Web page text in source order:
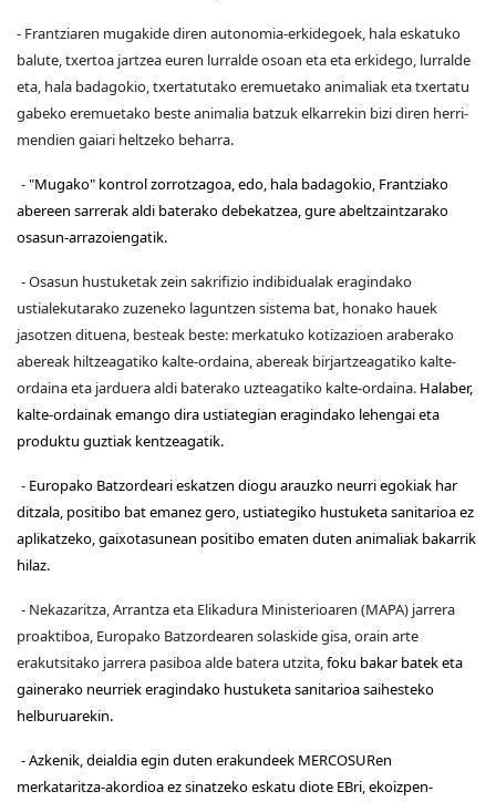
- Frantziaren mugakide diren autonomia-erkidegoek, hala eskatuko
balute, txertoa jartzea euren lurralde osoan eta eta erkidego, lurralde
eta, hala badagokio, txertatutako eremuetako animaliak eta txertatu
gabeko eremuetako beste animalia batzuk elkarrekin bizi diren herri-
mendien gaiari heltzeko beharra.
-"Mugako" kontrol zorrotzagoa, edo, hala badagokio, Frantziako
abereen sarrerak aldi baterako debekatzea, gure abeltzaintzarako
osasun-arrazoiengatik.
- Osasun hustuketak zein sakrifizio indibidualak eragindako
ustialekutarako zuzeneko laguntzen sistema bat, honako hauek
jasotzen dituena, besteak beste: merkatuko kotizazioen araberako
abereak hiltzeagatiko kalte-ordaina, abereak birjartzeagatiko kalte-
ordaina eta jarduera aldi baterako uzteagatiko kalte-ordaina. Halaber,
kalte-ordainak emango dira ustiategian eragindako lehengai eta
produktu guztiak kentzeagatik.
- Europako Batzordeari eskatzen diogu arauzko neurri egokiak har
ditzala, positibo bat emanez gero, ustiategiko hustuketa sanitarioa ez
aplikatzeko, gaixotasunean positibo ematen duten animaliak bakarrik
hilaz.
- Nekazaritza, Arrantza eta Elikadura Ministerioaren (MAPA) jarrera
proaktiboa, Europako Batzordearen solaskide gisa, orain arte
erakutsitako jarrera pasiboa alde batera utzita,foku bakar batek eta
gainerako neurriek eragindako hustuketa sanitarioa saihesteko
helburuarekin.
- Azkenik, deialdia egin duten erakundeek MERCOSURen
merkataritza-akordioa ez sinatzeko eskatu diote EBri, ekoizpen-